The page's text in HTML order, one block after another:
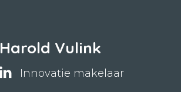
Harold Vulink
Innovatie makelaar